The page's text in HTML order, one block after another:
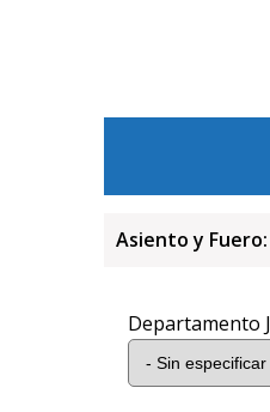
Asiento y Fuero:
Departamento